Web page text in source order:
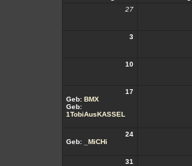
27
3
10
17
Geb: BMX
Geb:
1TobiAusKASSEL
24
Geb:
_MiCHi
31